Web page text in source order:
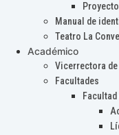
Manual de
Teatro La
Académico
Vicerrectora de
Facultades